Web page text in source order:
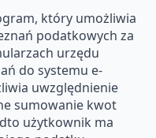
który umożliwia
podatkowych za
urzędu
do systemu e-
uwzględnienie
sumowanie kwot
użytkownik ma